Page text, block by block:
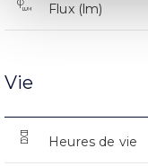
Flux (lm)
Vie
Heures de vie